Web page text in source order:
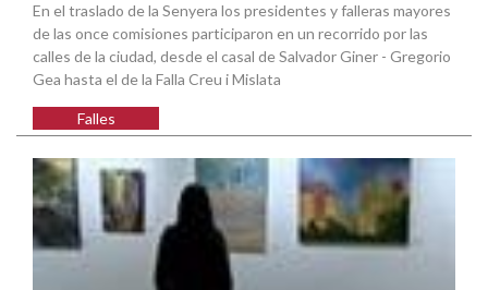
En el traslado de la Senyera los presidentes y falleras mayores
de las once comisiones participaron en un recorrido por las
calles de la ciudad, desde el casal de Salvador Giner - Gregorio
Gea hasta el de la Falla Creu i Mislata
Falles